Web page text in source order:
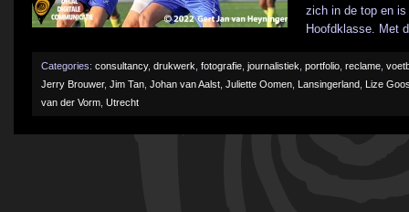
zich in de top en
Hoofdklasse. Met
Categories: consultancy, drukwerk fotografie journalistiek portfolio reclame
Jerry Brouwer, Jim Tan Johan van Aalst Juliette Oomen Lansingerland Lize
van der Vorm Utrecht